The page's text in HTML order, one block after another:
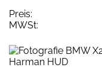
Preis:
MWSt: